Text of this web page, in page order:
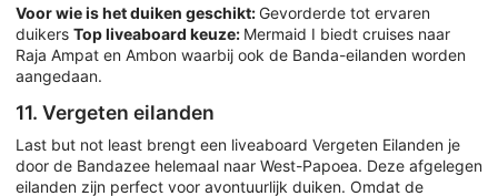
Voor wie is het duiken geschikt: Gevorderde tot ervaren
duikers Top liveaboard keuze: Mermaid I biedt cruises naar
Raja Ampat en Ambon waarbij ook de Banda-eilanden worden
aangedaan.
11. Vergeten eilanden
Last but not least brengt een liveaboard Vergeten Eilanden je
door de Bandazee helemaal naar West-Papoea. Deze afgelegen
eilanden zijn perfect voor avontuurlijk duiken. Omdat de